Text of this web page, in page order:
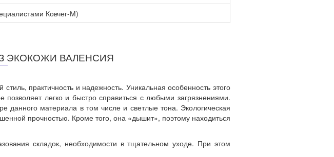
Ковчег-М)
ЭКОКОЖИ ВАЛЕНСИЯ
практичность и надежность. Уникальная особенность этого
легко и быстро справиться с любыми загрязнениями.
данного материала в том числе и светлые тона. Экологическая
прочностью. Кроме того, она «дышит», поэтому находиться
складок, необходимости в тщательном уходе. При этом